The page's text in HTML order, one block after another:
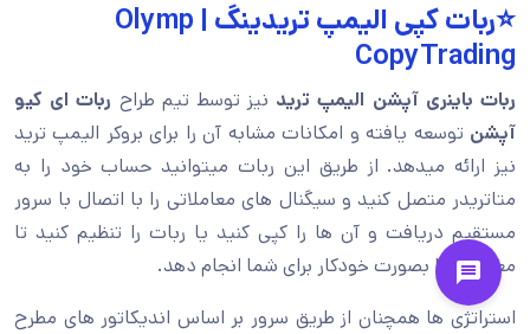
⭐ربات کپی الیمپ تریدینگ | Olymp
CopyTrading
ربات باینری آپشن الیمپ ترید نیز توسط تیم طراح ربات ای کیو
آپشن توسعه یافته و امکانات مشابه آن را برای بروکر الیمپ ترید
نیز ارائه میدهد. از طریق این ربات میتوانید حساب خود را به
متاتریدر متصل کنید و سیگنال های معاملاتی را با اتصال با سرور
مستقیم دریافت و آن ها را کپی کنید یا ربات را تنظیم کنید تا
معاملات را بصورت خودکار برای شما انجام دهد.
استراتژی ها همچنان از طریق سرور بر اساس اندیکاتور های مطرح